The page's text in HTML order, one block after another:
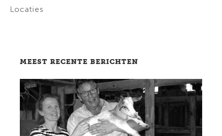
Locaties
MEEST RECENTE BERICHTEN
Lees bericht